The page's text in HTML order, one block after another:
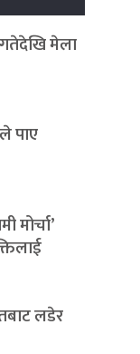
मेला
पाए
मोर्चा’
लडेर